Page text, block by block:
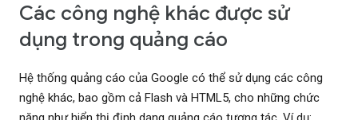
Các công nghệ khác được sử
dụng trong quảng cáo
Hệ thống quảng cáo của Google có thể sử dụng các công
nghệ khác, bao gồm cả Flash và HTML5, cho những chức